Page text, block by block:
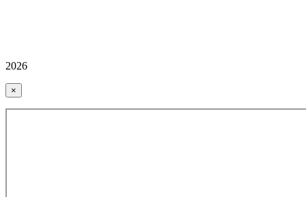
2026
×